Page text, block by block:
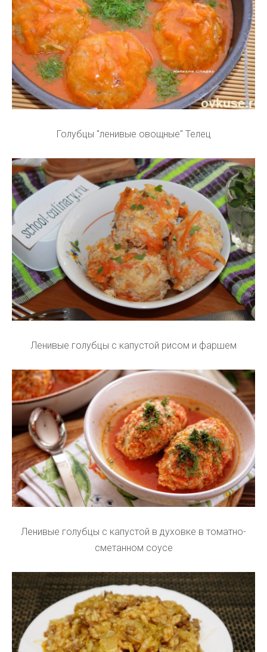
Голубцы "ленивые овощные" Телец
Ленивые голубцы с капустой рисом и фаршем
Ленивые голубцы с капустой в духовке в томатно-
сметанном соусе